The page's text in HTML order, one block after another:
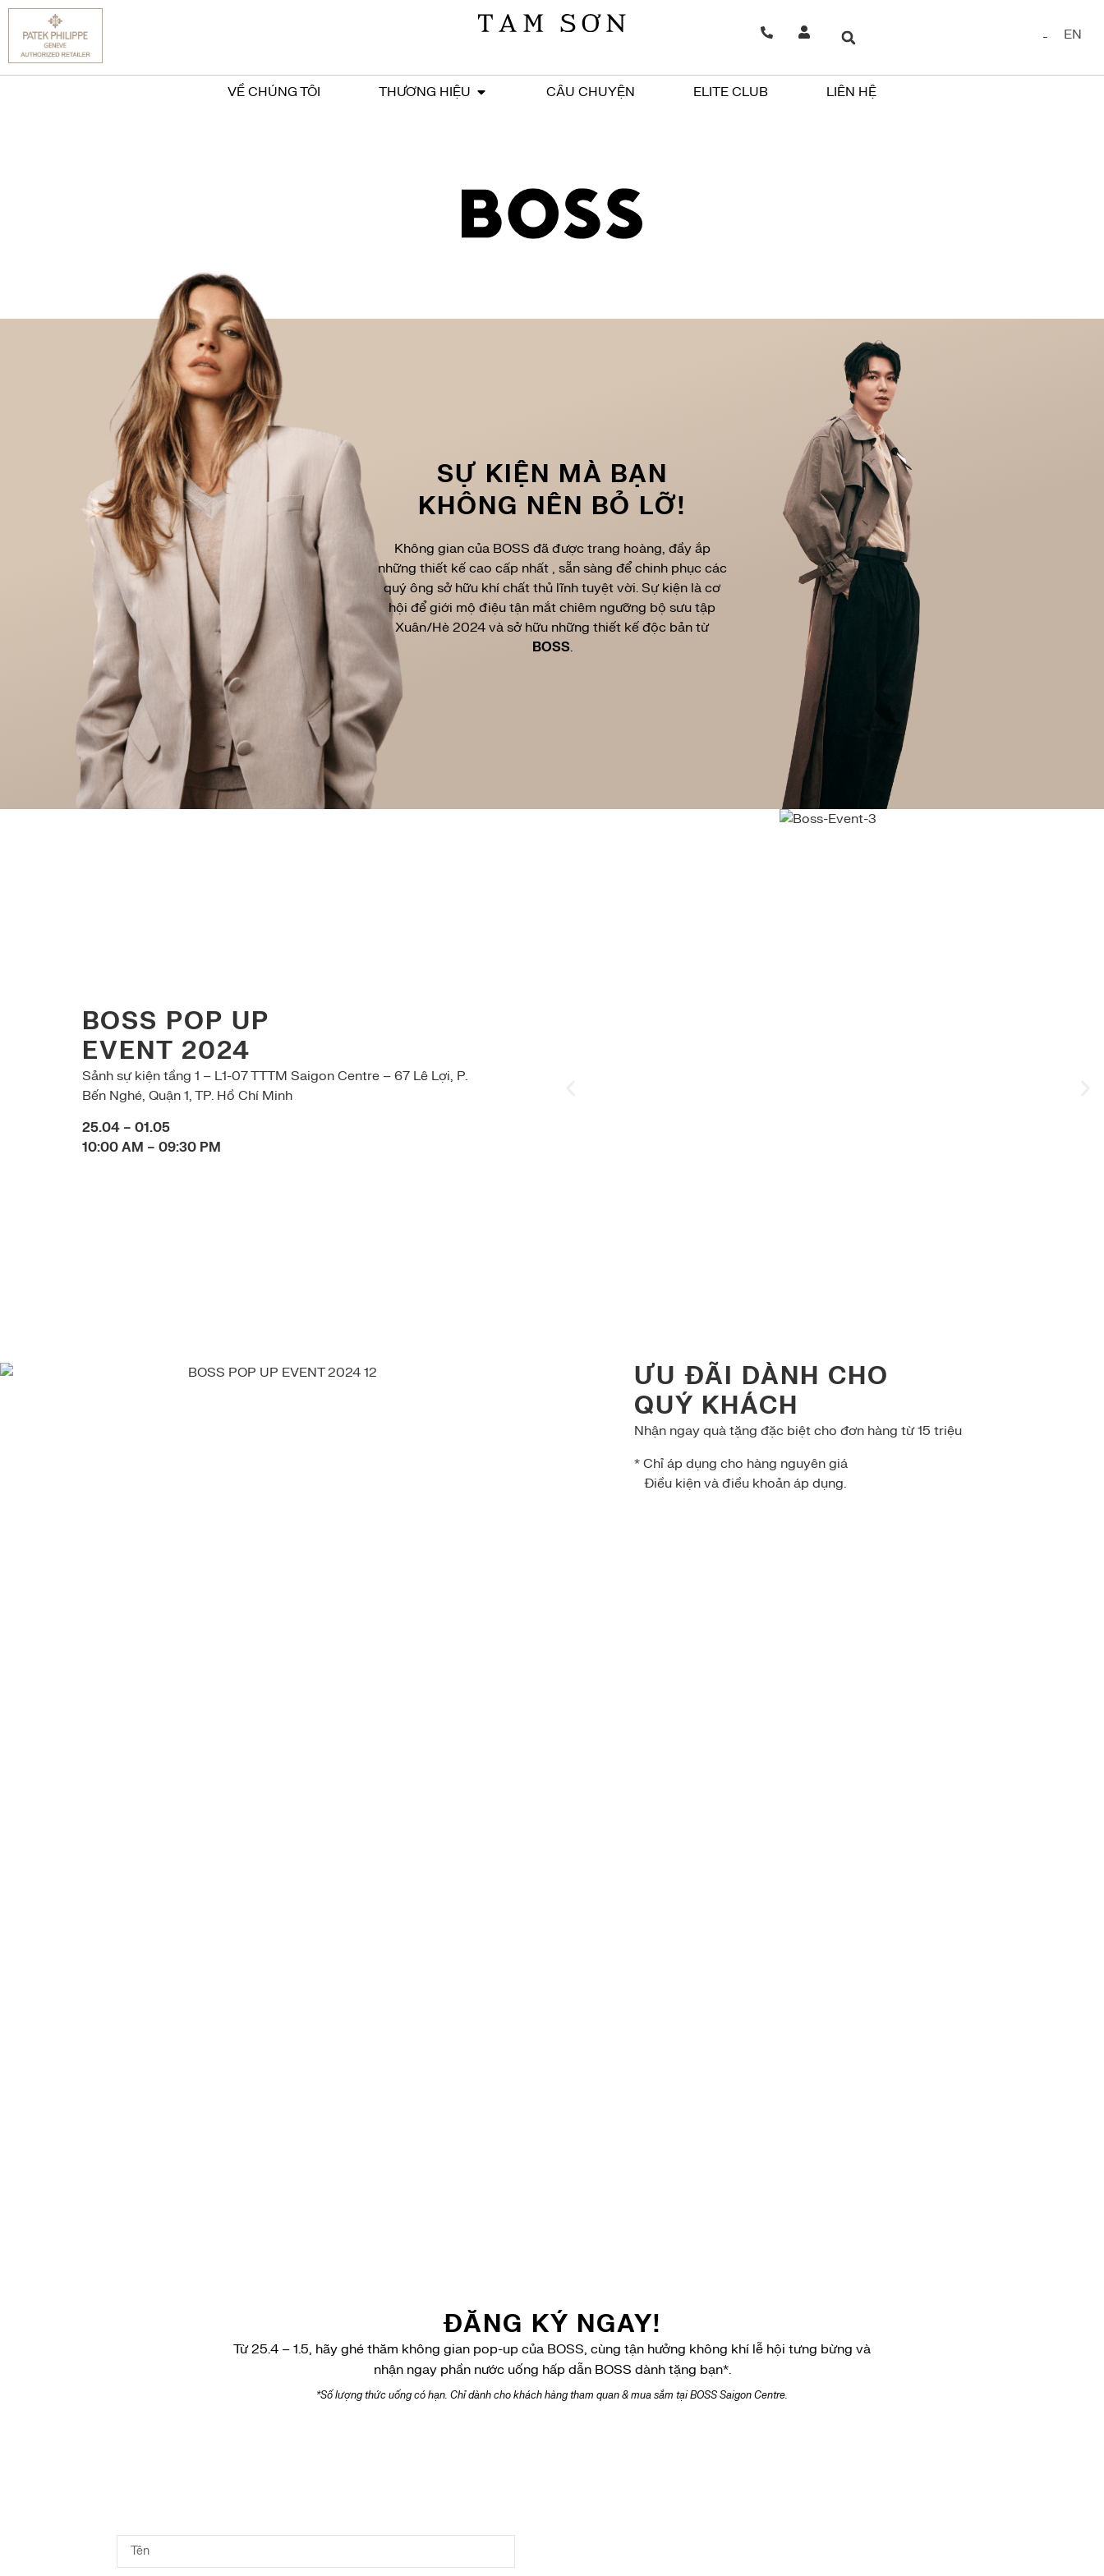
EN
VỀ CHÚNG TÔI THƯƠNG HIỆU CÂU CHUYỆN ELITE CLUB LIÊN HỆ
SỰ KIỆN MÀ BẠN
KHÔNG NÊN BỎ LỠ!
Không gian của BOSS đã được trang hoàng, đầy ắp
những thiết kế cao cấp nhất , sẵn sàng để chinh phục các
quý ông sở hữu khí chất thủ lĩnh tuyệt vời. Sự kiện là cơ
hội để giới mộ điệu tận mắt chiêm ngưỡng bộ sưu tập
Xuân/Hè 2024 và sở hữu những thiết kế độc bản từ
BOSS.
BOSS POP UP
EVENT 2024
Sảnh sự kiện tầng 1 – L1-07TTTM Saigon Centre – 67 Lê Lợi, P.
Bến Nghé, Quận 1, TP. Hồ Chí Minh
25.04 – 01.05
10:00 AM – 09:30 PM
ƯU ĐÃI DÀNH CHO
QUÝ KHÁCH
Nhận ngay quà tặng đặc biệt cho đơn hàng từ 15 triệu
* Chỉ áp dụng cho hàng nguyên giá
Điều kiện và điều khoản áp dụng.
ĐĂNG KÝ NGAY!
Từ 25.4 – 1.5, hãy ghé thăm không gian pop-up của BOSS, cùng tận hưởng không khí lễ hội tưng bừng và
nhận ngay phần nước uống hấp dẫn BOSS dành tặng bạn*.
*Số lượng thức uống có hạn. Chỉ dành cho khách hàng tham quan & mua sắm tại BOSS Saigon Centre.